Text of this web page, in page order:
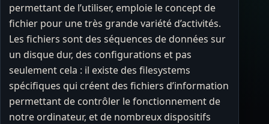
permettant de l’utiliser, emploie le concept de
fichier pour une très grande variété d’activités.
Les fichiers sont des séquences de données sur
un disque dur, des configurations et pas
seulement cela : il existe des filesystems
spécifiques qui créent des fichiers d’information
permettant de contrôler le fonctionnement de
notre ordinateur, et de nombreux dispositifs